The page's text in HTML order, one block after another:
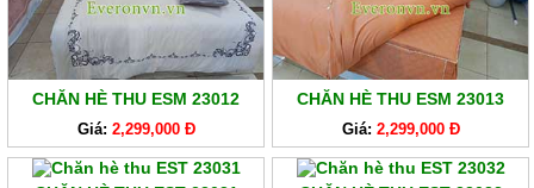
CHĂN HÈ THU ESM 23012
Giá: 2,299,000 Đ
CHĂN HÈ THU ESM 23013
Giá: 2,299,000 Đ